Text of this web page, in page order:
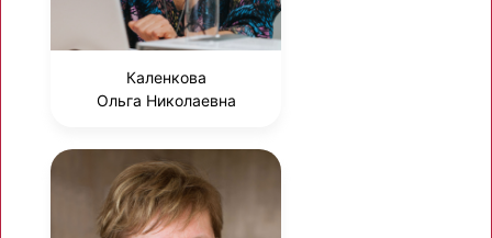
Каленкова
Ольга Николаевна